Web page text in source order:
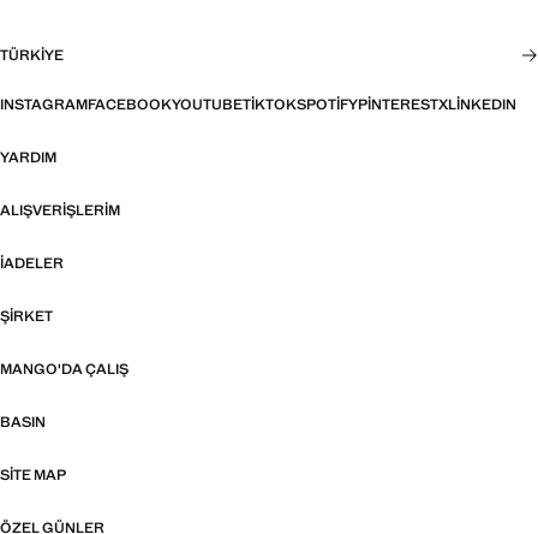
TÜRKIYE
INSTAGRAMFACEBOOKYOUTUBETIKTOKSPOTIFYPINTERESTXLINKEDIN
YARDIM
ALIŞVERIŞLERIM
İADELER
ŞIRKET
MANGO'DA ÇALIŞ
BASIN
SITE MAP
ÖZEL GÜNLER